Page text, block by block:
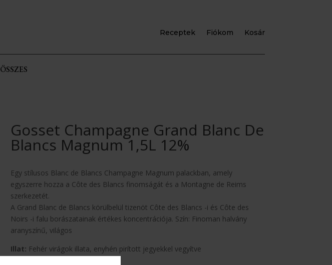
Receptek Fiókom Kosár
ÖSSZES
Gosset Champagne Grand Blanc De
Blancs Magnum 1,5L 12%
Egy stílusos Blanc de Blancs Champagne Magnum palackban, amely
egyszerre hozza a Côte des Blancs finomságát és a Montagne de Reims
szerkezetét.
A Grand Blanc de Blancs körülbelül tizenöt Côte des Blancs -i és Côte des
Noirs -i falu borászatainak értékes koncentrációja. Szín: Finoman halvány
aranyszínű, világos
Illat: Fehér virágok illata, enyhén pirított jegyekkel vegyítve